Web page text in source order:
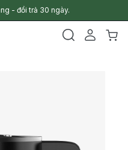
- đổi trả 30 ngày.